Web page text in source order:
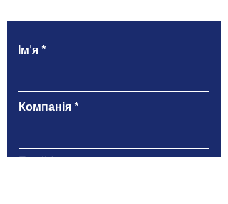
Ім'я
Компанія
Email